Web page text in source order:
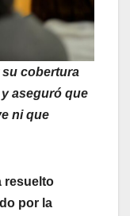
cobertura
aseguró que
ni que
resuelto
por la